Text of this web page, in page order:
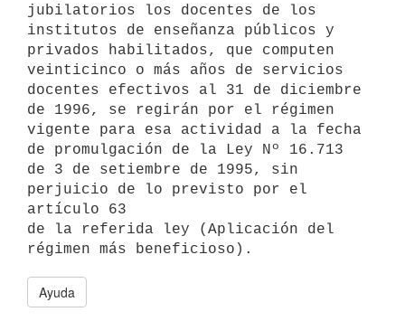
jubilatorios los docentes de los
institutos de enseñanza públicos y
privados habilitados, que computen
veinticinco o más años de servicios
docentes efectivos al 31 de diciembre
de 1996, se regirán por el régimen
vigente para esa actividad a la fecha
de promulgación de la Ley Nº 16.713
de 3 de setiembre de 1995, sin
perjuicio de lo previsto por el
artículo 63
de la referida ley (Aplicación del
Ayuda